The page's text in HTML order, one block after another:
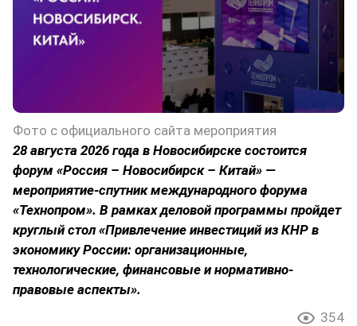
Фото с официального сайта мероприятия
28 августа 2026 года в Новосибирске состоится
форум «Россия – Новосибирск – Китай» —
мероприятие-спутник международного форума
«Технопром». В рамках деловой программы пройдет
круглый стол «Привлечение инвестиций из КНР в
экономику России: организационные,
технологические, финансовые и нормативно-
правовые аспекты».
354